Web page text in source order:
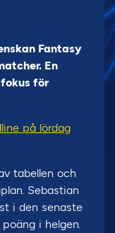
Fantasy
En
för
på lördag
tabellen och
Sebastian
i den senaste
i helgen.